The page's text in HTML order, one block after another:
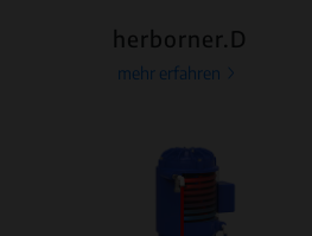
herborner.D
mehr erfahren